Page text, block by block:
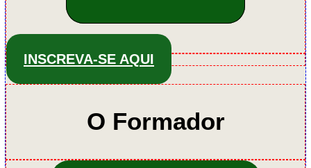
INSCREVA-SE AQUI
O Formador